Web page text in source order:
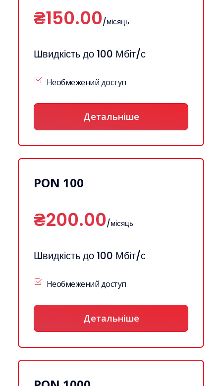
₴150.00/місяць
Швидкість до 100 Мбіт/с
Необмежений доступ
Детальніше
PON 100
₴200.00/місяць
Швидкість до 100 Мбіт/с
Необмежений доступ
Детальніше